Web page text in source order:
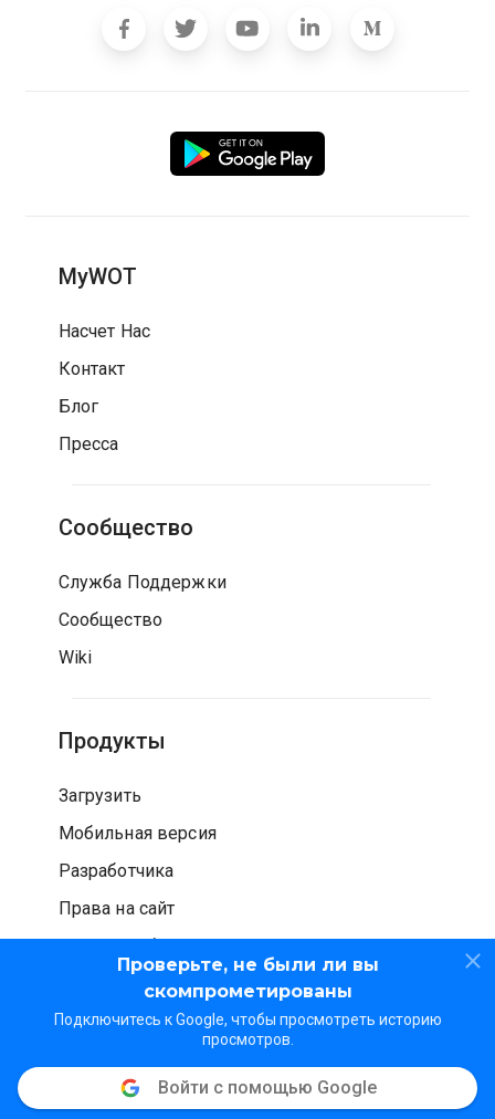
Проверьте, не были ли вы
скомпрометированы
Подключитесь к Google, чтобы просмотреть историю
просмотров.
Войти с помощью Google
MyWOT
Насчет Нас
Контакт
Блог
Пресса
Сообщество
Служба Поддержки
Сообщество
Wiki
Продукты
Загрузить
Мобильная версия
Разработчика
Права на сайт
Проверка безопасности
© WOT Services LP. Все права защищены